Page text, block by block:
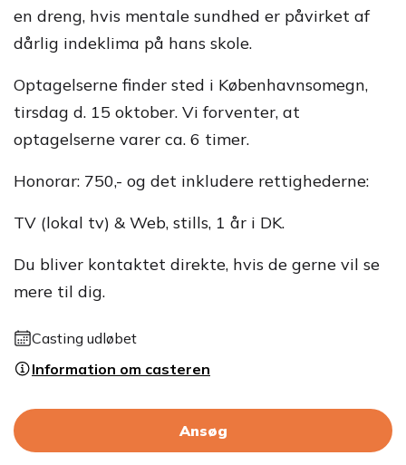
en dreng, hvis mentale sundhed er påvirket af
dårlig indeklima på hans skole.
Optagelserne finder sted i Københavnsomegn,
tirsdag d. 15 oktober. Vi forventer, at
optagelserne varer ca. 6 timer.
Honorar: 750,- og det inkludere rettighederne:
TV (lokal tv) & Web, stills, 1 år i DK.
Du bliver kontaktet direkte, hvis de gerne vil se
mere til dig.
Casting udløbet
Information om casteren
Ansøg